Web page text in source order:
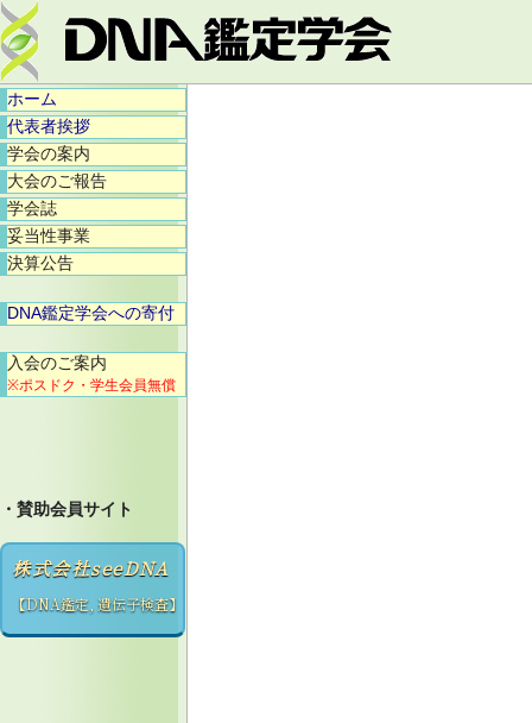
ホーム
代表者挨拶
学会の案内
大会のご報告
学会誌
妥当性事業
決算公告
DNA鑑定学会への寄付
入会のご案内
※ポスドク・学生会員無償
・賛助会員サイト
株式会社seeDNA
【DNA鑑定, 遺伝子検査】